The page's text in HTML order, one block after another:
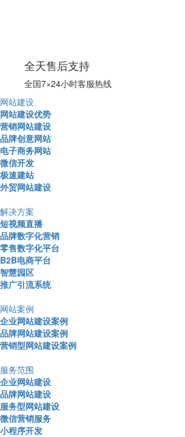
全天售后支持
全国7×24小时客服热线
网站建设
网站建设优势
营销网站建设
品牌创意网站
电子商务网站
微信开发
极速建站
外贸网站建设
解决方案
短视频直播
品牌数字化营销
零售数字化平台
B2B电商平台
智慧园区
推广引流系统
网站案例
企业网站建设案例
品牌网站建设案例
营销型网站建设案例
服务范围
企业网站建设
品牌网站建设
服务型网站建设
微信营销服务
小程序开发